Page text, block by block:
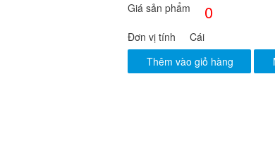
Giá sản phẩm
0
Đơn vị tính
Cái
Thêm vào giỏ hàng